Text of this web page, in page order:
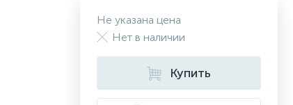
Не указана цена
Нет в наличии
Купить